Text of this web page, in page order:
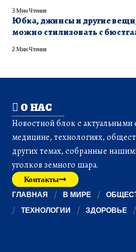
3 Мин Чтения
Юбка, джинсы и другие
можно стилизовать с
2 Мин Чтения
О НАС
Новостной блок с
медицине, технологиях,
других темах, собранные
уголков земного шара.
Контакты
ГЛАВНАЯ В МИРЕ
ТЕХНОЛОГИИ
ЗДОРОВЬЕ